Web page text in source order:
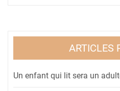
ARTICLES
Un enfant qui lit sera un